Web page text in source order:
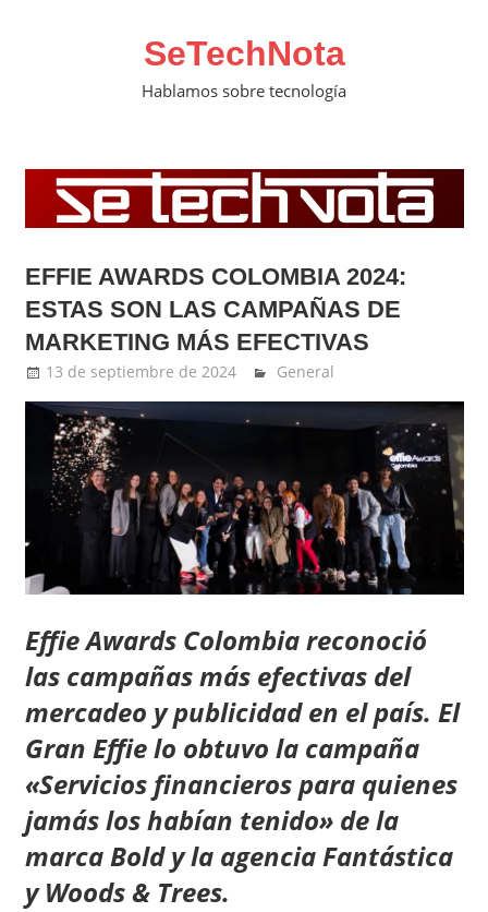
SeTechNota
Hablamos sobre tecnología
EFFIE AWARDS COLOMBIA 2024:
ESTAS SON LAS CAMPAÑAS DE
MARKETING MÁS EFECTIVAS
13 de septiembre de 2024 Ernesto Herrera
General
Effie Awards Colombia reconoció
las campañas más efectivas del
mercadeo ypublicidad en el país. El
Gran Effie lo obtuvo la campaña
«Servicios financieros para quienes
jamás los habían tenido» de la
marca Bold y la agencia Fantástica
y Woods & Trees.